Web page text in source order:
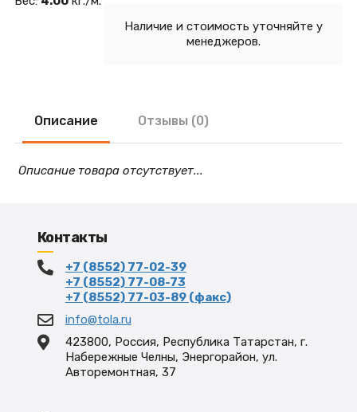
Наличие и стоимость уточняйте у
менеджеров.
Описание Отзывы (0)
Описание товара отсутствует...
Контакты
+7 (8552) 77-02-39
+7 (8552) 77-08-73
+7 (8552) 77-03-89 (факс)
info@tola.ru
423800, Россия, Республика Татарстан, г.
Набережные Челны, Энергорайон, ул.
Авторемонтная, 37